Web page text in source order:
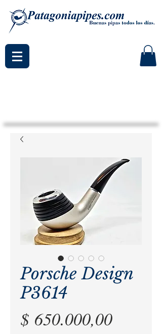
Porsche Design
P3614
$ 650.000,00Precio